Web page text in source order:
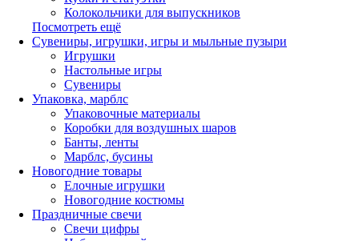
Колокольчики для выпускников
Посмотреть ещё
Сувениры, игрушки, игры и мыльные пузыри
Игрушки
Настольные игры
Сувениры
Упаковка, марблс
Упаковочные материалы
Коробки для воздушных шаров
Банты, ленты
Марблс, бусины
Новогодние товары
Елочные игрушки
Новогодние костюмы
Праздничные свечи
Свечи цифры